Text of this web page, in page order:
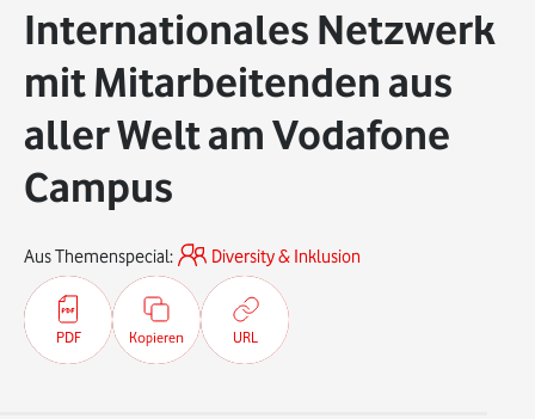
Internationales Netzwerk
mit Mitarbeitenden aus
aller Welt am Vodafone
Campus
Aus Themenspecial: Diversity & Inklusion
PDF Kopieren URL